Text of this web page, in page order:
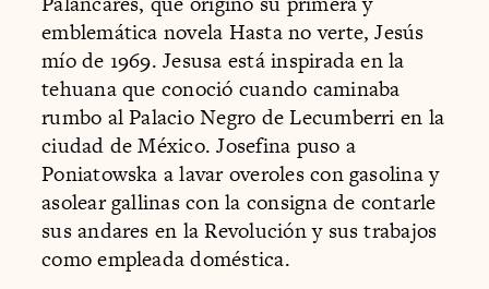
emblemática novela Hasta no verte, Jesús
mío de 1969. Jesusa está inspirada en la
tehuana que conoció cuando caminaba
rumbo al Palacio Negro de Lecumberri en la
ciudad de México. Josefina puso a
Poniatowska a lavar overoles con gasolina y
asolear gallinas con la consigna de contarle
sus andares en la Revolución y sus trabajos
como empleada doméstica.